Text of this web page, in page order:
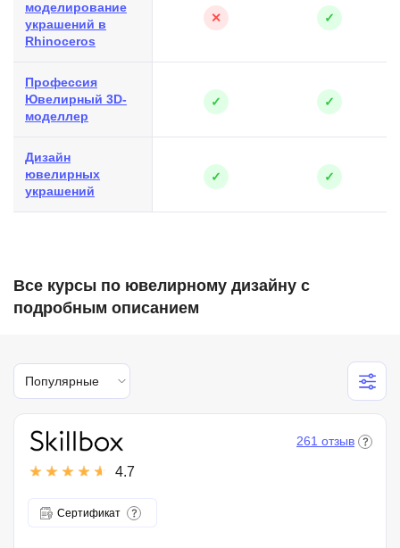
моделирование
украшений в
Rhinoceros
✕ ✓
Профессия
Ювелирный 3D-
моделлер
✓ ✓
Дизайн
ювелирных
украшений
✓ ✓
Все курсы по ювелирному дизайну с
подробным описанием
Популярные
4.7
261 отзыв
Сертификат